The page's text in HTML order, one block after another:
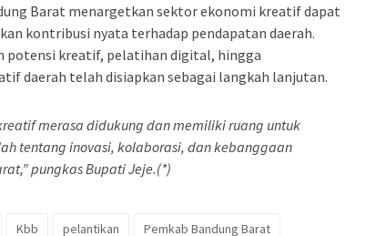
Barat menargetkan sektor ekonomi kreatif dapat
kontribusi nyata terhadap pendapatan daerah.
potensi kreatif, pelatihan digital, hingga
daerah telah disiapkan sebagai langkah lanjutan.
merasa didukung dan memiliki ruang untuk
tentang inovasi, kolaborasi, dan kebanggaan
pungkas Bupati Jeje.(*)
Kbb pelantikan Pemkab Bandung Barat